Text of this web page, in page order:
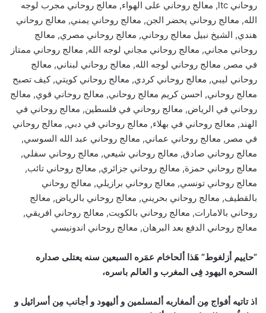
روحاني ltc, معالج روحاني على الهواء, معالج روحاني مجرب لوجه
الله, معالج روحاني يحضر الجن, معالج روحاني يمني, معالج روحاني
هندي, الشيخ نبيل معالج روحاني, معالج روحاني مصري, معالج
روحاني مجاني, معالج روحاني مجاني لوجه الله, معالج روحاني ممتاز
في مصر, معالج روحاني لوجه الله, معالج روحاني لبناني, معالج
روحاني ليبي, معالج روحاني كردي, معالج روحاني كويتي, كيف تصبح
معالج روحاني, احسن كريم معالج روحاني, معالج روحاني قوي, معالج
روحاني في الرياض, معالج روحاني في فلسطين, معالج روحاني في
الهند, معالج روحاني في بهلاء, معالج روحاني في دبي, معالج روحاني
في مصر, معالج روحاني عماني, معالج روحاني عبد الله السوسي,
معالج روحاني صادق, معالج روحاني شيعي, معالج روحاني سفلي,
معالج روحاني حمزة, معالج روحاني جزائري, معالج روحاني تائب,
معالج روحاني تونسي, معالج روحاني برازيلي, معالج روحاني
بالقطيف, معالج روحاني بحريني, معالج روحاني بالرياض, معالج
روحاني بالامارات, معالج روحاني بالكويت, معالج روحاني افريقي,
معالج روحاني الدفع بعد البرهان, معالج روحاني اندونيسي
”حاييم أزلغوط” هَذا ألحاخام عمَره السبعين سنه يعتلى صداره
السحره اليهود فِى المغرب و العالم باسره،
اذ تاتيه أفواج مِن ألمغاربه ألمسلمين و أليهود و أجانب مِن أسرائيل و